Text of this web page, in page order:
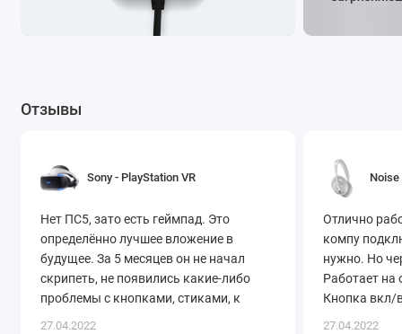
Отзывы
Sony - PlayStation VR
Нет ПС5, зато есть геймпад. Это
определённо лучшее вложение в
будущее. За 5 месяцев он не начал
скрипеть, не появились какие-либо
проблемы с кнопками, стиками, к
моему ноутбуку и другим устройствам
27.04.2022
Noise
Отлично
компу
нужно. Но
Работает на
Кнопка вкл/
27.04.2022